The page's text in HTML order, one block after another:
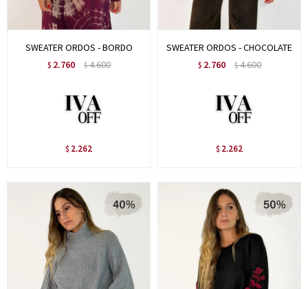
SWEATER ORDOS - BORDO
$ 2.760 $4.600
$ 2.262
SWEATER ORDOS - CHOCOLATE
$ 2.760 $4.600
$ 2.262